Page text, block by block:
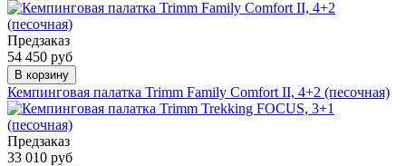
Предзаказ
54 450 руб
В корзину
Кемпинговая палатка Trimm Family Comfort II, 4+2 (песочная)
Предзаказ
33 010 руб